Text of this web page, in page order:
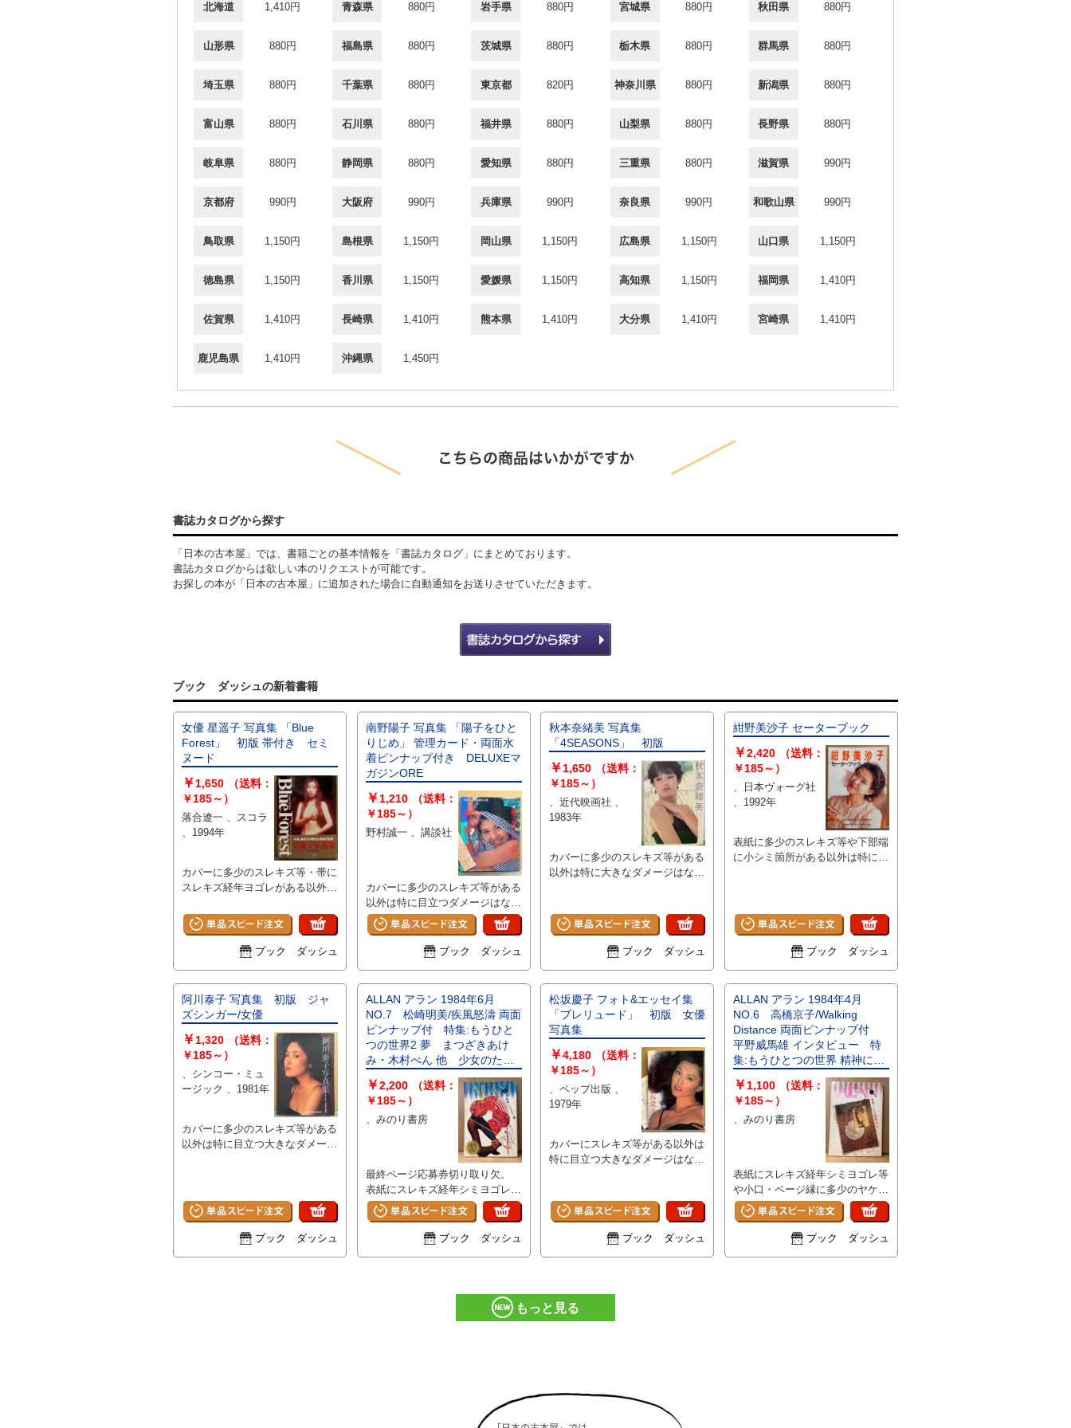
北海道 1,410円 青森県 880円 岩手県 880円 宮城県 880円 秋田県 880円
山形県 880円 福島県 880円 茨城県 880円 栃木県 880円 群馬県 880円
埼玉県 880円 千葉県 880円 東京都 820円 神奈川県 880円 新潟県 880円
富山県 880円 石川県 880円 福井県 880円 山梨県 880円 長野県 880円
岐阜県 880円 静岡県 880円 愛知県 880円 三重県 880円 滋賀県 990円
京都府 990円 大阪府 990円 兵庫県 990円 奈良県 990円 和歌山県 990円
鳥取県 1,150円 島根県 1,150円 岡山県 1,150円 広島県 1,150円 山口県 1,150円
徳島県 1,150円 香川県 1,150円 愛媛県 1,150円 高知県 1,150円 福岡県 1,410円
佐賀県 1,410円 長崎県 1,410円 熊本県 1,410円 大分県 1,410円 宮崎県 1,410円
鹿児島県 1,410円 沖縄県 1,450円
書誌カタログから探す
「日本の古本屋」では、書籍ごとの基本情報を「書誌カタログ」にまとめております。
書誌カタログからは欲しい本のリクエストが可能です。
お探しの本が「日本の古本屋」に追加された場合に自動通知をお送りさせていただきます。
ブック ダッシュの新着書籍
女優 星遥子 写真集 「Blue
Forest」 初版 帯付き セミ
ヌード
￥ 1,650
（送料：
￥185～）
落合遼一 、スコラ
、1994年
カバーに多少のスレキズ等・帯に
スレキズ経年ヨゴレがある以外は
ジは比較的使用感のないキレイな
状態です。 A
ブック ダッシュ
南野陽子 写真集 「陽子をひと
りじめ」 管理カード・両面水
着ピンナップ付き DELUXEマ
ガジンORE
￥ 1,210
（送料：
￥185～）
野村誠一 、講談社
カバーに多少のスレキズ等がある
以外は特に目立つダメージはな
く、ページは比較的使用感のない
キレイな状態です。 A
ブック ダッシュ
秋本奈緒美 写真集
「4SEASONS」 初版
￥ 1,650
（送料：
￥185～）
、近代映画社 、
1983年
カバーに多少のスレキズ等がある
以外は特に大きなダメージはな
ブック ダッシュ
紺野美沙子 セーターブック
￥2,420
（送料：
￥185～）
、日本ヴォーグ社
、1992年
表紙に多少のスレキズ等や下部端
に小シミ箇所がある以外は特に大
ブック ダッシュ
阿川泰子 写真集 初版 ジャ
ズシンガー/女優
￥ 1,320
（送料：
￥185～）
、シンコー・ミュ
ージック 、1981年
カバーに多少のスレキズ等がある
以外は特に目立つ大きなダメージ
ブック ダッシュ
ALLAN アラン 1984年6月
NO.7 松崎明美/疾風怒濤 両面
ピンナップ付 特集:もうひと
つの世界2 夢 まつざきあけ
み・木村べん 他 少女のため
の耽美派マガジン 隔月刊 耽
美系
￥2,200
（送料：
￥185～）
、みのり書房
最終ページ応募券切り取り欠。
表紙にスレキズ経年シミヨゴレ等
や小口・ページ縁にヤケがある以
外は特に目立つ大きなイタミはな
く、ページその他部分は経年の割
ブック ダッシュ
松坂慶子 フォト&エッセイ集
「プレリュード」 初版 女優
写真集
￥4,180
（送料：
￥185～）
、ペップ出版 、
1979年
カバーにスレキズ等がある以外は
特に目立つ大きなダメージはな
ブック ダッシュ
ALLAN アラン 1984年4月
NO.6 高橋京子/Walking
Distance 両面ピンナップ付
平野威馬雄 インタビュー 特
集:もうひとつの世界 精神につ
いて 山田章博・まつざきあけ
み・木村べん 他 少女のため
の耽美派マガジン 隔月刊 耽
美系
￥ 1,100
（送料：
￥185～）
、みのり書房
表紙にスレキズ経年シミヨゴレ等
や小口・ページ縁に多少のヤケ/
経年シミがあります。それ以外は
特に目立つ大きなイタミはなく、
ページその他部分は概ね良好で
ブック ダッシュ
もっと見る